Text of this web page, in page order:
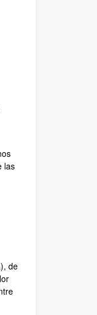
las
de